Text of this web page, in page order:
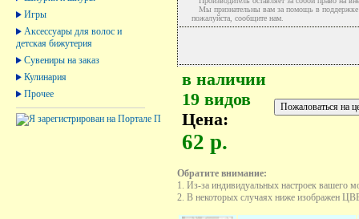
Игры
Аксессуары для волос и
детская бижутерия
Сувениры на заказ
Кулинария
Прочее
Мы признательны вам за помощь в поддержке
пожалуйста, сообщите нам.
в наличии
19 видов
Цена:
62 р.
Обратите внимание:
1. Из-за индивидуальных настроек вашего
2. В некоторых случаях ниже изображен